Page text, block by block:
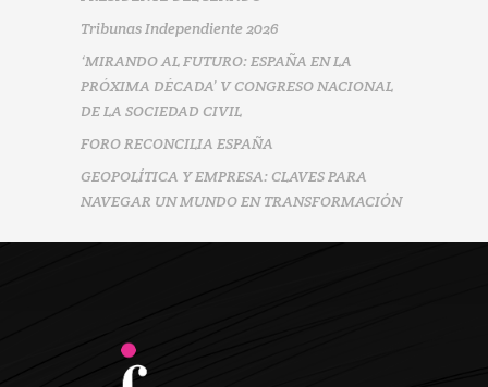
Tribunas Independiente 2026
‘MIRANDO AL FUTURO: ESPAÑA EN LA
PRÓXIMA DÉCADA’ V CONGRESO NACIONAL
DE LA SOCIEDAD CIVIL
FORO RECONCILIA ESPAÑA
GEOPOLÍTICA Y EMPRESA: CLAVES PARA
NAVEGAR UN MUNDO EN TRANSFORMACIÓN